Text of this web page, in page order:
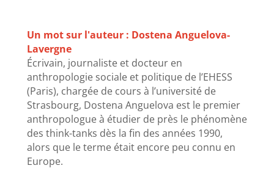
Un mot sur l'auteur : Dostena Anguelova-
Lavergne
Écrivain, journaliste et docteur en
anthropologie sociale et politique de l’EHESS
(Paris), chargée de cours à l’université de
Strasbourg, Dostena Anguelova est le premier
anthropologue à étudier de près le phénomène
des think-tanks dès la fin des années 1990,
alors que le terme était encore peu connu en
Europe.